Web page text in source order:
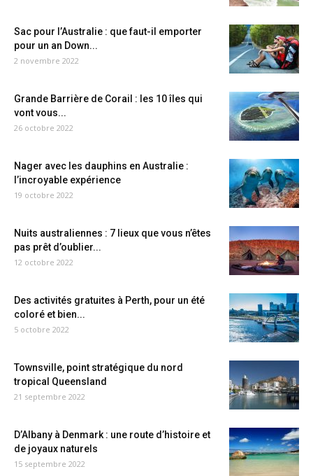
Sac pour l’Australie : que faut-il emporter
pour un an Down...
2 novembre 2022
Grande Barrière de Corail : les 10 îles qui
vont vous...
26 octobre 2022
Nager avec les dauphins en Australie :
l’incroyable expérience
19 octobre 2022
Nuits australiennes : 7 lieux que vous n’êtes
pas prêt d’oublier...
12 octobre 2022
Des activités gratuites à Perth, pour un été
coloré et bien...
5 octobre 2022
Townsville, point stratégique du nord
tropical Queensland
21 septembre 2022
D’Albany à Denmark : une route d’histoire et
de joyaux naturels
15 septembre 2022